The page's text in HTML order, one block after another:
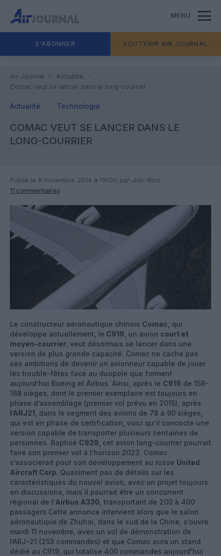
MENU
S'ABONNER SOUTENIR AIR JOURNAL
Air Journal
Actualité
Comac veut se lancer dans le long-courrier
Actualité Technologie
COMAC VEUT SE LANCER DANS LE
LONG-COURRIER
Publié le 9 novembre 2014 à 11h00 par Joël Ricci
11 commentaires
Le constructeur aéronautique chinois Comac , qui
développe actuellement, le C919 , un avion court et
moyen-courrier , veut désormais se lancer dans une
version de plus grande capacité. Comac ne cache pas
ses ambitions de devenir un avionneur capable de jouer
les trouble-fêtes face au duopole que forment
aujourd’hui Boeing et Airbus. Ainsi, après le C919 de 158-
168 sièges, dont le premier exemplaire est toujours en
phase d’assemblage (premier vol prévu en 2015), après
l’ARJ21 , dans le segment des avions de 78 à 90 sièges,
qui est en phase de certification, voici qu’il concocte une
version capable de transporter plusieurs centaines de
personnes. Baptisé C929 , cet avion long-courrier pourrait
faire son premier vol à l’horizon 2023. Comac
s’associerait pour son développement au russe United
Aircraft Corp. Quasiment pas de détails sur les
caractéristiques du nouvel avion, avec un projet toujours
en discussions, mais il pourrait être un concurrent
régional de l’Airbus A330 , transportant de 200 à 400
passagers Cette annonce intervient alors que le salon
aéronautique de Zhuhai, dans le sud de la Chine, s’ouvre
mardi 11 novembre, avec un vol de démonstration de
l’ARJ-21 (253 commandes) et que Comac aura un stand
dédié au C919, qui totalise 400 commandes aujourd'hui